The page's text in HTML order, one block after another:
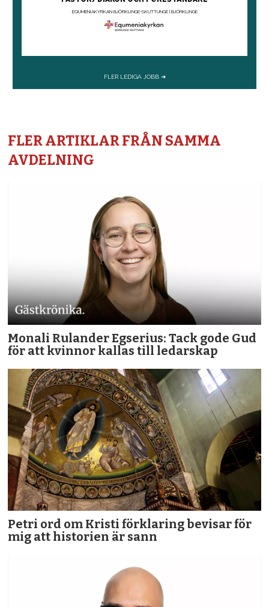
FLER ARTIKLAR FRÅN SAMMA
AVDELNING
Monali Rulander Egserius: Tack gode Gud
för att kvinnor kallas till ledarskap
Petri ord om Kristi förklaring bevisar för
mig att historien är sann